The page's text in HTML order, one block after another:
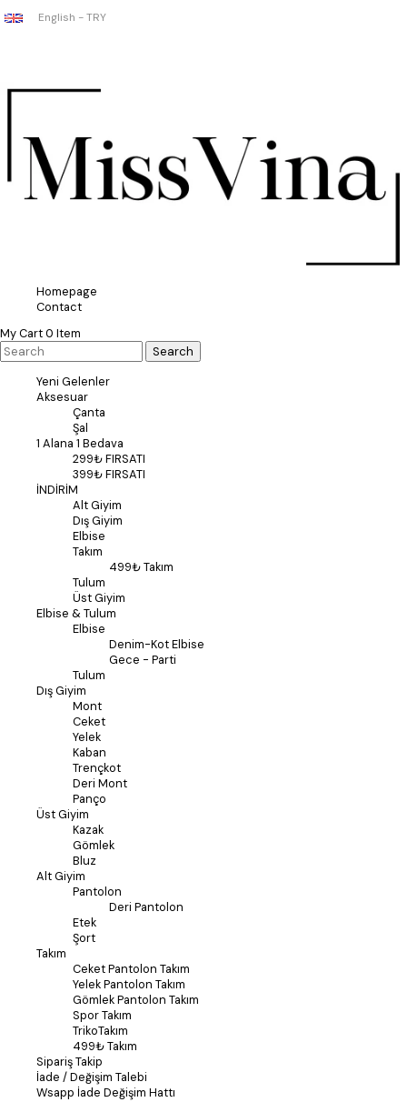
English - TRY
Homepage
Contact
My Cart0 Item
Yeni Gelenler
Aksesuar
Çanta
Şal
1 Alana 1 Bedava
299₺ FIRSATI
399₺ FIRSATI
İNDİRİM
Alt Giyim
Dış Giyim
Elbise
Takım
499₺ Takım
Tulum
Üst Giyim
Elbise & Tulum
Elbise
Denim-Kot Elbise
Gece - Parti
Tulum
Dış Giyim
Mont
Ceket
Yelek
Kaban
Trençkot
Deri Mont
Panço
Üst Giyim
Kazak
Gömlek
Bluz
Alt Giyim
Pantolon
Deri Pantolon
Etek
Şort
Takım
Ceket Pantolon Takım
Yelek Pantolon Takım
Gömlek Pantolon Takım
Spor Takım
TrikoTakım
499₺ Takım
Sipariş Takip
İade / Değişim Talebi
Wsapp İade Değişim Hattı